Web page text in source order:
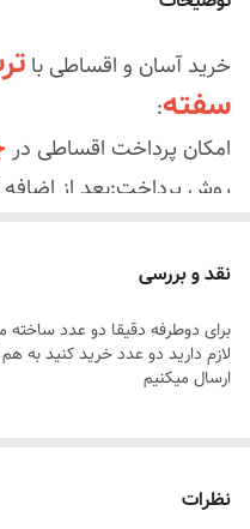
جای قلاب آویز
خرید آسان و اقساطی با
سفته:
امکان پرداخت اقساطی در
روش پرداخت:بعد از
انتخاب کنید
میشه و ما تابلو و سفارش
قسط بعدی رو در سه ماه
خریدتون ارسال میشه
نقد و بررسی
برای دوطرفه دقیقا دو عدد
لازم دارید دو عدد خرید کنید به
ارسال میکنیم
نظرات